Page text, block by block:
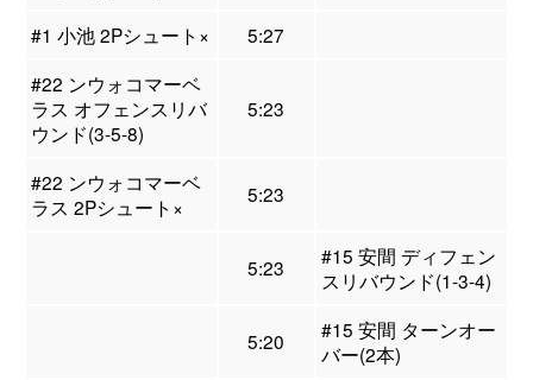
#1 小池 2Pシュート×
5:27
#22 ンウォコマーベ
ラス オフェンスリバ
ウンド(3-5-8)
5:23
#22 ンウォコマーベ
ラス 2Pシュート×
5:23
5:23
#15 安間 ディフェン
スリバウンド(1-3-4)
5:20
#15 安間 ターンオー
バー(2本)